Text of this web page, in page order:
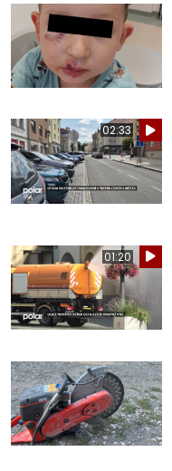
02:33
01:20